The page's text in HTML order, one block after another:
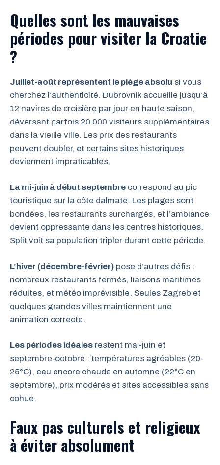
Quelles sont les mauvaises
périodes pour visiter la Croatie
?
Juillet-août représentent le piège absolu si vous
cherchez l’authenticité. Dubrovnik accueille jusqu’à
12 navires de croisière par jour en haute saison,
déversant parfois 20 000 visiteurs supplémentaires
dans la vieille ville. Les prix des restaurants
peuvent doubler, et certains sites historiques
deviennent impraticables.
La mi-juin à début septembre correspond au pic
touristique sur la côte dalmate. Les plages sont
bondées, les restaurants surchargés, et l’ambiance
devient oppressante dans les centres historiques.
Split voit sa population tripler durant cette période.
L’hiver (décembre-février) pose d’autres défis :
nombreux restaurants fermés, liaisons maritimes
réduites, et météo imprévisible. Seules Zagreb et
quelques grandes villes maintiennent une
animation correcte.
Les périodes idéales restent mai-juin et
septembre-octobre : températures agréables (20-
25°C), eau encore chaude en automne (22°C en
septembre), prix modérés et sites accessibles sans
cohue.
Faux pas culturels et religieux
à éviter absolument